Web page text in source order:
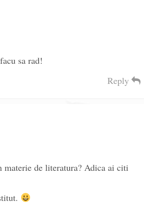
sa rad!
Reply
de literatura? Adica ai citi